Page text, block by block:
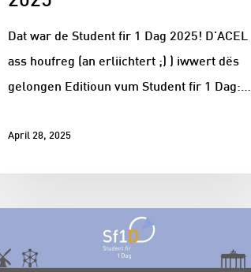
Dat war de Student fir 1 Dag 2025! D'ACEL
ass houfreg (an erliichtert ;) ) iwwert dës
gelongen Editioun vum Student fir 1 Dag:…
April 28, 2025